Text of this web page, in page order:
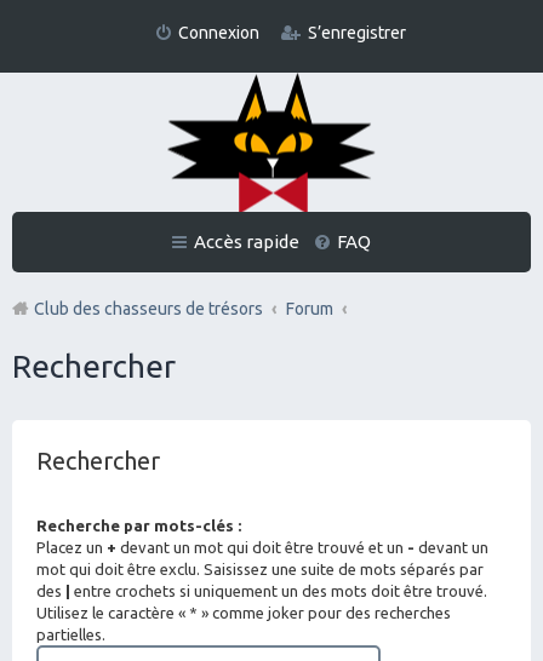
Connexion S’enregistrer
Accès rapide FAQ
Club des chasseurs de trésors Forum
Rechercher
Rechercher
Recherche par mots-clés :
Placez un + devant un mot qui doit être trouvé et un - devant un
mot qui doit être exclu. Saisissez une suite de mots séparés par
des
entre crochets si uniquement un des mots doit être trouvé.
Utilisez le caractère « * » comme joker pour des recherches
partielles.